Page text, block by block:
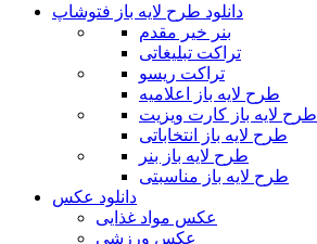
دانلود طرح لایه باز فتوشاپ
بنر خیر مقدم
تراکت تبلیغاتی
تراکت ریسو
طرح لایه باز اعلامیه
طرح لایه باز کارت ویزیت
طرح لایه باز انتخاباتی
طرح لایه باز بنر
طرح لایه باز مناسبتی
دانلود عکس
عکس مواد غذایی
عکس ورزشی